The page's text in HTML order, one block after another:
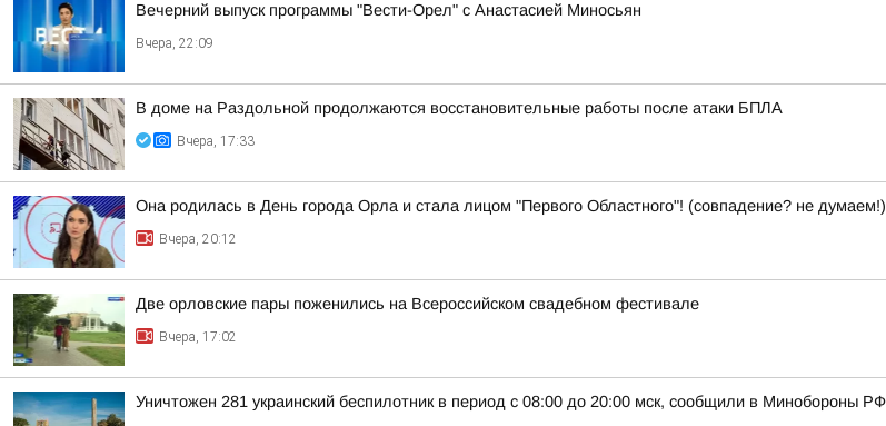
Вечерний выпуск программы "Вести-Орел" с Анастасией Миносьян
Вчера, 22:09
В доме на Раздольной продолжаются восстановительные работы после атаки БПЛА
Вчера, 17:33
Она родилась в День города Орла и стала лицом "Первого Областного"! (совпадение? не думаем!)
Вчера, 20:12
Две орловские пары поженились на Всероссийском свадебном фестивале
Вчера, 17:02
Уничтожен 281 украинский беспилотник в период с 08:00 до 20:00 мск, сообщили в Минобороны РФ